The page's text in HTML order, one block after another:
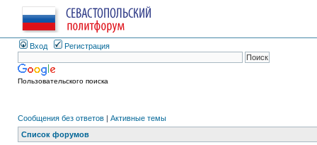
Вход Регистрация
Пользовательского поиска
Сообщения без ответов | Активные темы
Список форумов